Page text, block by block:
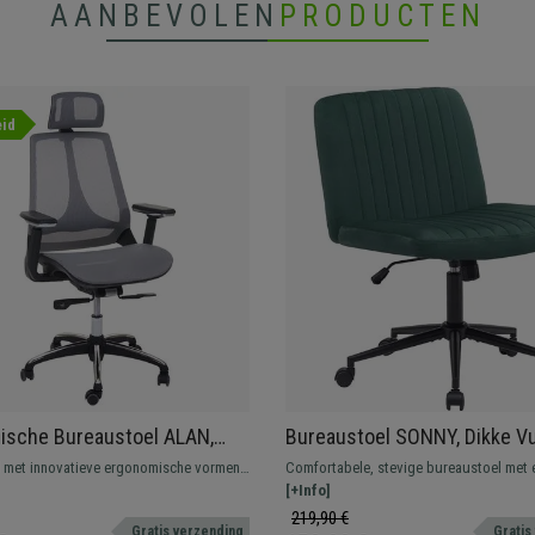
AANBEVOLEN PRODUCTEN
Bureaustoel ALAN,
Mechanisme, Gebruik 8h,
innovatieve ergonomische vormen
gebruikerscomfort. Voorzien van
Gratis verzending
Bureaustoel SONNY, Dikke
Zwart Metalen Onderstel,
Fluwelen Stof
Comfortabele, stevige bureaustoel met
ontwerp. Zeer veelzijdig en geschikt
thuis als op kantoor.
[+Info]
219,90 €
Gratis